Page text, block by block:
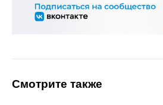
Смотрите также